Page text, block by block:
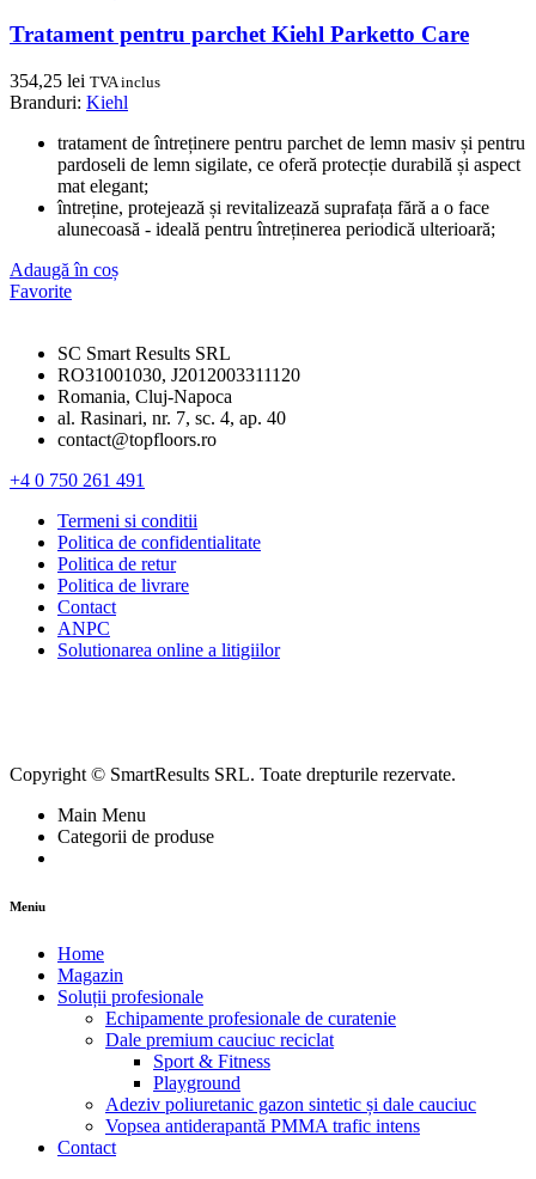
Tratament pentru parchet Kiehl Parketto Care
354,25 lei TVA inclus
Branduri: Kiehl
tratament de întreținere pentru parchet de lemn masiv și pentru
pardoseli de lemn sigilate, ce oferă protecție durabilă și aspect
mat elegant;
întreține, protejează și revitalizează suprafața fără a o face
alunecoasă - ideală pentru întreținerea periodică ulterioară;
Adaugă în coș
Favorite
SC Smart Results SRL
RO31001030, J2012003311120
Romania, Cluj-Napoca
al. Rasinari, nr. 7, sc. 4, ap. 40
contact@topfloors.ro
+4 0 750 261 491
Termeni si conditii
Politica de confidentialitate
Politica de retur
Politica de livrare
Contact
ANPC
Solutionarea online a litigiilor
Copyright © SmartResults SRL. Toate drepturile rezervate.
Main Menu
Categorii de produse
Meniu
Home
Magazin
Soluții profesionale
Echipamente profesionale de curatenie
Dale premium cauciuc reciclat
Sport & Fitness
Playground
Adeziv poliuretanic gazon sintetic și dale cauciuc
Vopsea antiderapantă PMMA trafic intens
Contact